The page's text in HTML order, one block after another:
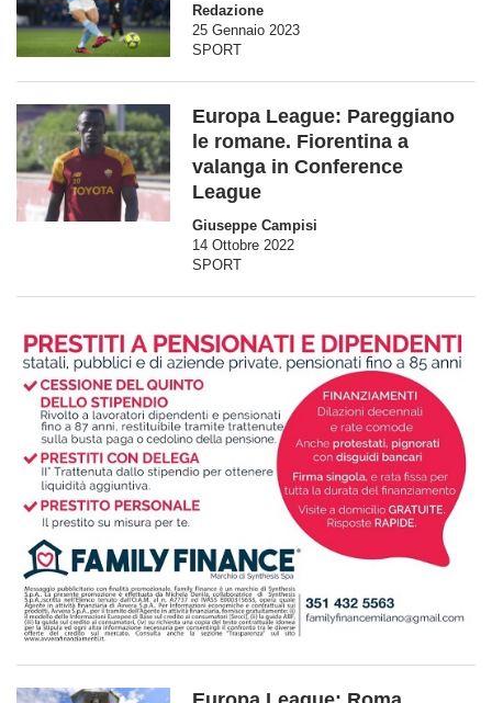
Redazione
25 Gennaio 2023
SPORT
Europa League: Pareggiano
le romane. Fiorentina a
valanga in Conference
League
Giuseppe Campisi
14 Ottobre 2022
SPORT